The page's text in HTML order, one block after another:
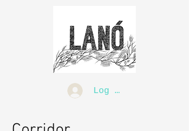
Log In